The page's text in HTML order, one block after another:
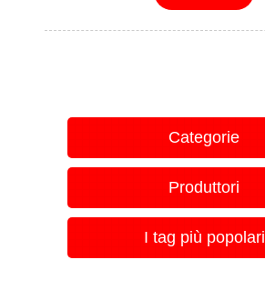
Categorie
Produttori
I tag più popolari